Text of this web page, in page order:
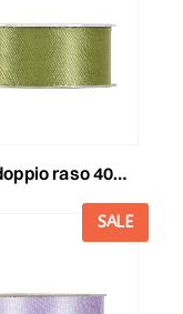
40mm25mt verde oliva
SALE